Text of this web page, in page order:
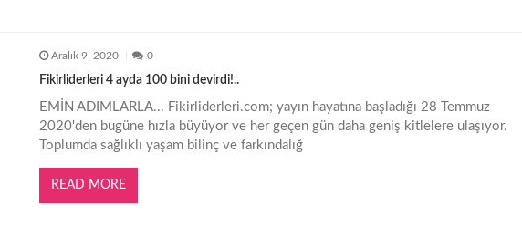
Aralık 9, 2020 0
Fikirliderleri 4 ayda 100 bini devirdi!..
EMİN ADIMLARLA... Fikirliderleri.com; yayın hayatına başladığı 28 Temmuz
2020'den bugüne hızla büyüyor ve her geçen gün daha geniş kitlelere ulaşıyor.
Toplumda sağlıklı yaşam bilinç ve farkındalığ
READ MORE